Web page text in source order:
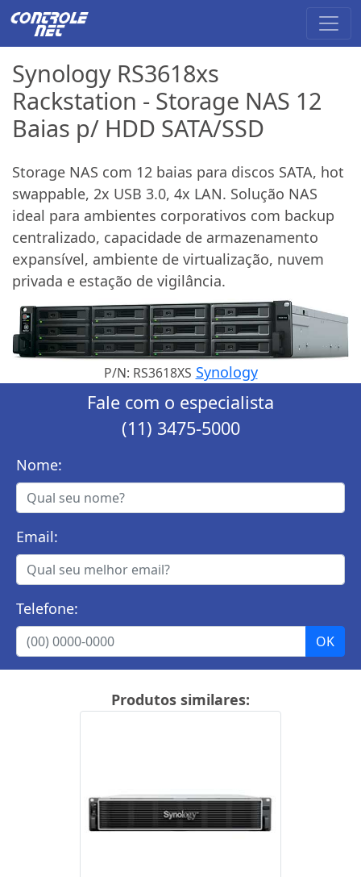
Synology RS3618xs
Rackstation - Storage NAS 12
Baias p/ HDD SATA/SSD
Storage NAS com 12 baias para discos SATA, hot
swappable, 2x USB 3.0, 4x LAN. Solução NAS
ideal para ambientes corporativos com backup
centralizado, capacidade de armazenamento
expansível, ambiente de virtualização, nuvem
privada e estação de vigilância.
P/N: RS3618XS Synology
Fale com o especialista
(11) 3475-5000
Nome:
Email:
Telefone:
Produtos similares: